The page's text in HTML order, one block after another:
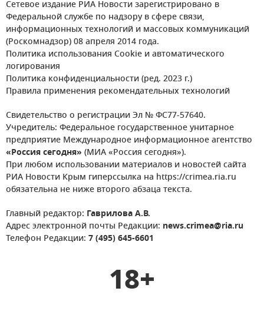
Сетевое издание РИА Новости зарегистрировано в
Федеральной службе по надзору в сфере связи,
информационных технологий и массовых коммуникаций
(Роскомнадзор) 08 апреля 2014 года.
Политика использования Cookie и автоматического
логирования
Политика конфиденциальности (ред. 2023 г.)
Правила применения рекомендательных технологий
Свидетельство о регистрации Эл № ФС77-57640.
Учредитель: Федеральное государственное унитарное
предприятие Международное информационное агентство
«Россия сегодня» (МИА «Россия сегодня»).
При любом использовании материалов и новостей сайта
РИА Новости Крым гиперссылка на https://crimea.ria.ru
обязательна не ниже второго абзаца текста.
Главный редактор: Гаврилова А.В.
Адрес электронной почты Редакции: news.crimea@ria.ru
Телефон Редакции: 7 (495) 645-6601
18+